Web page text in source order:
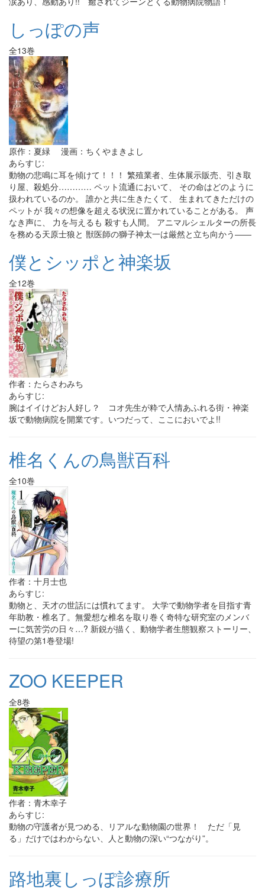
しっぽの声
全13巻
原作：夏緑 漫画：ちくやまきよし
あらすじ:
動物の悲鳴に耳を傾けて！！！ 繁殖業者、生体展示販売、引き取
り屋、殺処分………… ペット流通において、 その命はどのように
扱われているのか。 誰かと共に生きたくて、 生まれてきただけの
ペットが 我々の想像を超える状況に置かれていることがある。 声
なき声に、 力を与えるも 殺すも人間。 アニマルシェルターの所長
を務める天原士狼と 獣医師の獅子神太一は厳然と立ち向かう――
僕とシッポと神楽坂
全12巻
作者：たらさわみち
あらすじ:
腕はイイけどお人好し？ コオ先生が粋で人情あふれる街・神楽
坂で動物病院を開業です。いつだって、ここにおいでよ!!
椎名くんの鳥獣百科
全10巻
作者：十月士也
あらすじ:
動物と、天才の世話には慣れてます。 大学で動物学者を目指す青
年助教・椎名了。無愛想な椎名を取り巻く奇特な研究室のメンバ
ーに気苦労の日々…? 新鋭が描く、動物学者生態観察ストーリー、
待望の第1巻登場!
ZOO KEEPER
全8巻
作者：青木幸子
あらすじ:
動物の守護者が見つめる、リアルな動物園の世界！ ただ「見
る」だけではわからない、人と動物の深い“つながり”。
路地裏しっぽ診療所